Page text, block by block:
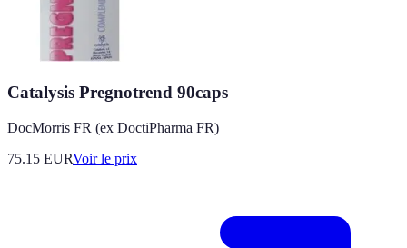
Catalysis Pregnotrend 90caps
DocMorris FR (ex DoctiPharma FR)
75.15 EURVoir le prix